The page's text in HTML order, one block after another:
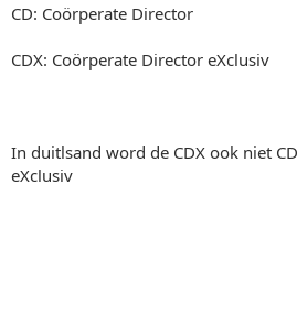
CD: Coörperate Director
CDX: Coörperate Director eXclusiv
In duitlsand word de CDX ook niet
eXclusiv